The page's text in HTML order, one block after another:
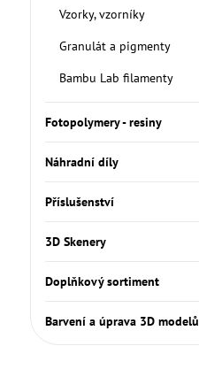
Vzorky, vzorníky
Granulát a pigmenty
Bambu Lab filamenty
Fotopolymery - resiny
Náhradní díly
Příslušenství
3D Skenery
Doplňkový sortiment
Barvení a úprava 3D modelů